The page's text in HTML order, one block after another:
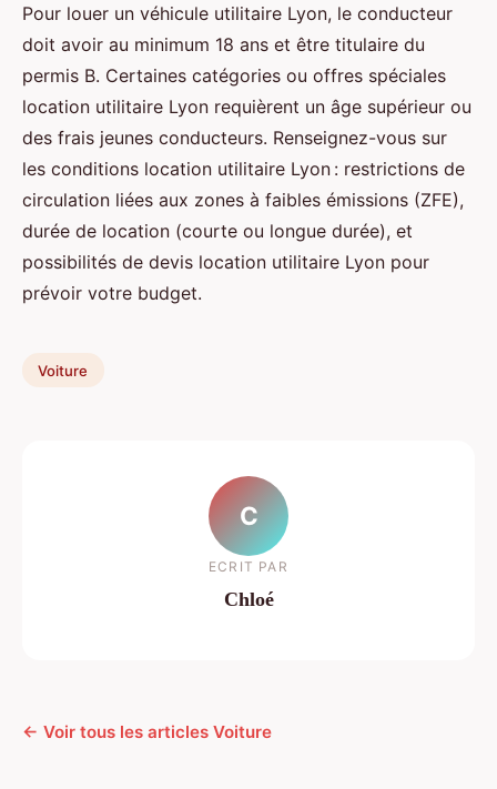
Pour louer un véhicule utilitaire Lyon, le conducteur
doit avoir au minimum 18 ans et être titulaire du
permis B. Certaines catégories ou offres spéciales
location utilitaire Lyon requièrent un âge supérieur ou
des frais jeunes conducteurs. Renseignez-vous sur
les conditions location utilitaire Lyon : restrictions de
circulation liées aux zones à faibles émissions (ZFE),
durée de location (courte ou longue durée), et
possibilités de devis location utilitaire Lyon pour
prévoir votre budget.
Voiture
C
ECRIT PAR
Chloé
← Voir tous les articles Voiture